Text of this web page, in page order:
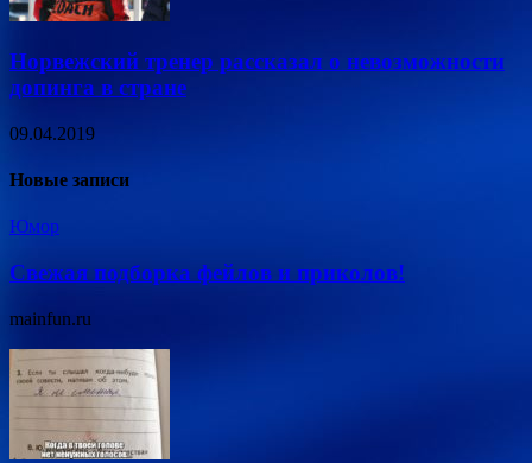
Норвежский тренер рассказал о невозможности
допинга в стране
09.04.2019
Новые записи
Юмор
Свежая подборка фейлов и приколов!
mainfun.ru